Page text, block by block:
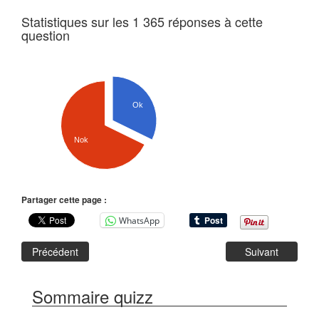
Statistiques sur les 1 365 réponses à cette
question
Ok
Nok
Partager cette page :
WhatsApp
Précédent Suivant
Sommaire quizz